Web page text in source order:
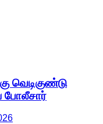
வெடிகுண்டு
போலீசார்